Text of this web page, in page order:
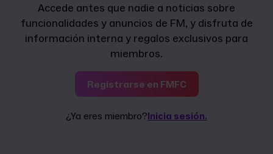
Accede antes que nadie a noticias sobre
funcionalidades y anuncios de FM, y disfruta de
información interna y regalos exclusivos para
miembros.
Registrarse en FMFC
¿Ya eres miembro?Inicia sesión.